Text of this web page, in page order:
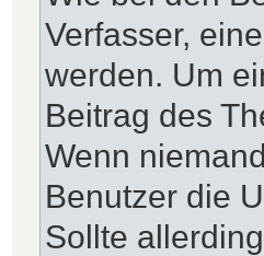
Verfasser,
werden. Um
Beitrag des
Wenn
Benutzer die
Sollte